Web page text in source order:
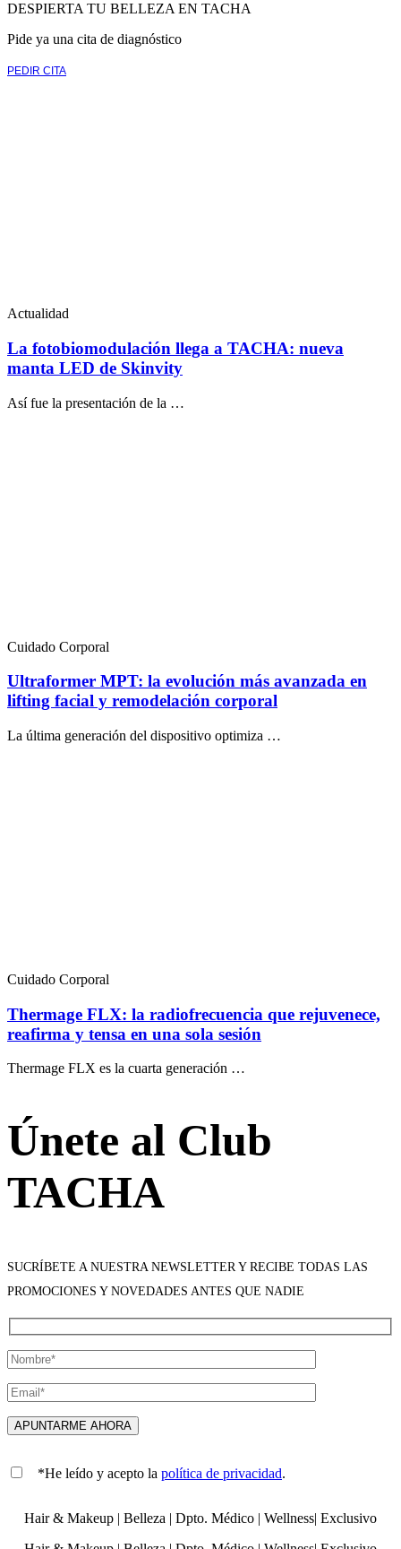
DESPIERTA TU BELLEZA EN TACHA
Pide ya una cita de diagnóstico
PEDIR CITA
Actualidad
La fotobiomodulación llega a TACHA: nueva
manta LED de Skinvity
Así fue la presentación de la …
Cuidado Corporal
Ultraformer MPT: la evolución más avanzada en
lifting facial y remodelación corporal
La última generación del dispositivo optimiza …
Cuidado Corporal
Thermage FLX: la radiofrecuencia que rejuvenece,
reafirma y tensa en una sola sesión
Thermage FLX es la cuarta generación …
Únete al Club
TACHA
SUCRÍBETE A NUESTRA NEWSLETTER Y RECIBE TODAS LAS
PROMOCIONES Y NOVEDADES ANTES QUE NADIE
*He leído y acepto la política de privacidad.
Hair & Makeup | Belleza | Dpto. Médico | Wellness| Exclusivo